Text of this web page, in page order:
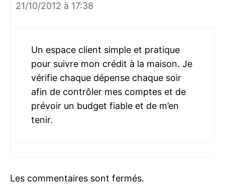
21/10/2012 à 17:38
Un espace client simple et pratique
pour suivre mon crédit à la maison. Je
vérifie chaque dépense chaque soir
afin de contrôler mes comptes et de
prévoir un budget fiable et de m’en
tenir.
Les commentaires sont fermés.